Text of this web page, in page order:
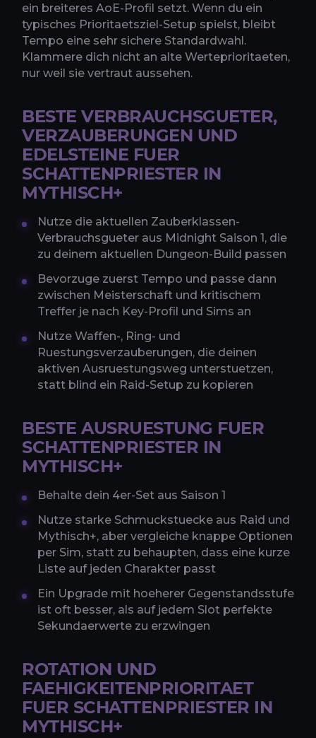
ein breiteres AoE-Profil setzt. Wenn du ein
typisches Prioritaetsziel-Setup spielst, bleibt
Tempo eine sehr sichere Standardwahl.
Klammere dich nicht an alte Werteprioritaeten,
nur weil sie vertraut aussehen.
BESTE VERBRAUCHSGUETER,
VERZAUBERUNGEN UND
EDELSTEINE FUER
SCHATTENPRIESTER IN
MYTHISCH+
Nutze die aktuellen Zauberklassen-
Verbrauchsgueter aus Midnight Saison 1, die
zu deinem aktuellen Dungeon-Build passen
Bevorzuge zuerst Tempo und passe dann
zwischen Meisterschaft und kritischem
Treffer je nach Key-Profil und Sims an
Nutze Waffen-, Ring- und
Ruestungsverzauberungen, die deinen
aktiven Ausruestungsweg unterstuetzen,
statt blind ein Raid-Setup zu kopieren
BESTE AUSRUESTUNG FUER
SCHATTENPRIESTER IN
MYTHISCH+
Behalte dein 4er-Set aus Saison 1
Nutze starke Schmuckstuecke aus Raid und
Mythisch+, aber vergleiche knappe Optionen
per Sim, statt zu behaupten, dass eine kurze
Liste auf jeden Charakter passt
Ein Upgrade mit hoeherer Gegenstandsstufe
ist oft besser, als auf jedem Slot perfekte
Sekundaerwerte zu erzwingen
ROTATION UND
FAEHIGKEITENPRIORITAET
FUER SCHATTENPRIESTER IN
MYTHISCH+